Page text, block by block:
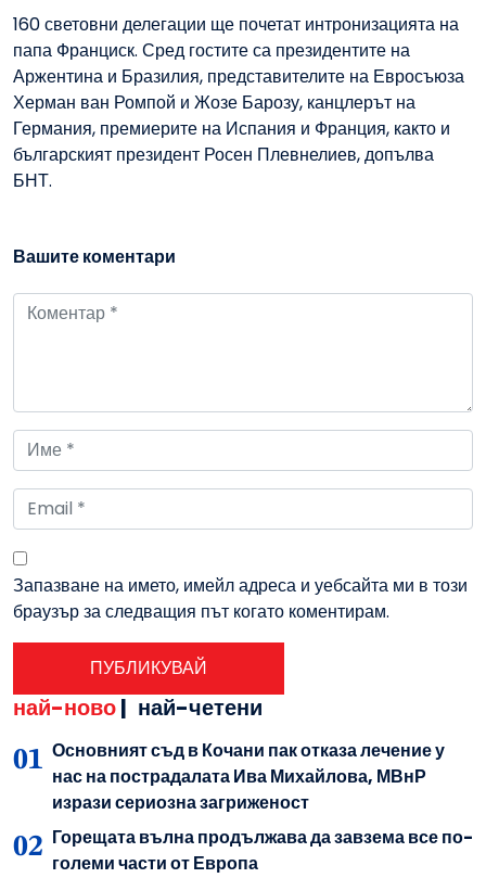
160 световни делегации ще почетат интронизацията на
папа Франциск. Сред гостите са президентите на
Аржентина и Бразилия, представителите на Евросъюза
Херман ван Ромпой и Жозе Барозу, канцлерът на
Германия, премиерите на Испания и Франция, както и
българският президент Росен Плевнелиев, допълва
БНТ.
Вашите коментари
Запазване на името, имейл адреса и уебсайта ми в този
браузър за следващия път когато коментирам.
най-ново| най-четени
Основният съд в Кочани пак отказа лечение у
нас на пострадалата Ива Михайлова, МВнР
изрази сериозна загриженост
Горещата вълна продължава да завзема все по-
големи части от Европа